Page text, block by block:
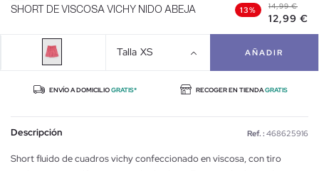
SHORT DE VISCOSA VICHY NIDO ABEJA 13% 14,99 €
12,99 €
Talla XS AÑADIR
ENVÍO A DOMICILIOGRATIS* RECOGER EN TIENDAGRATIS
Descripción Ref. : 468625916
Short fluido de cuadros vichy confeccionado en viscosa, con tiro